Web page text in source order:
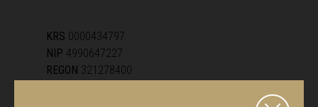
KRS 0000434797
NIP 4990647227
REGON 321278400